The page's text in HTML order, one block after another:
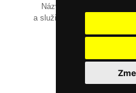
Názvy spoločností, firiem
a služieb môžu byť
ich